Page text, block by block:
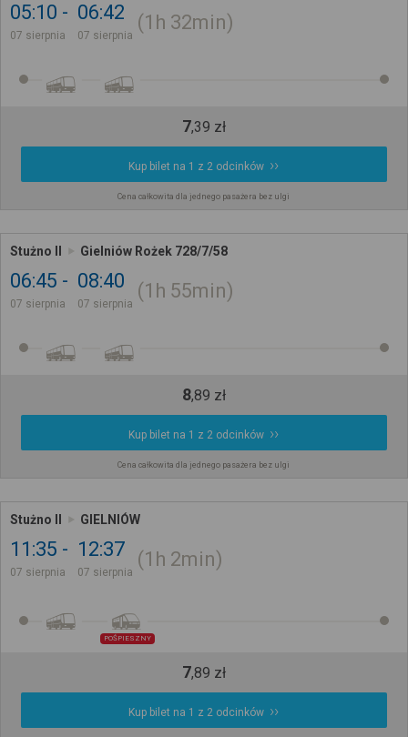
05:10
07 sierpnia
06:42
07 sierpnia
1h 32min
7,39 zł
Kup bilet na 1 z 2 odcinków
Cena całkowita dla jednego pasażera bez ulgi
Stużno II Gielniów Rożek 728/7/58
06:45
07 sierpnia
08:40
07 sierpnia
1h 55min
8,89 zł
Kup bilet na 1 z 2 odcinków
Cena całkowita dla jednego pasażera bez ulgi
Stużno II GIELNIÓW
11:35
07 sierpnia
12:37
07 sierpnia
1h 2min
POŚPIESZNY
7,89 zł
Kup bilet na 1 z 2 odcinków